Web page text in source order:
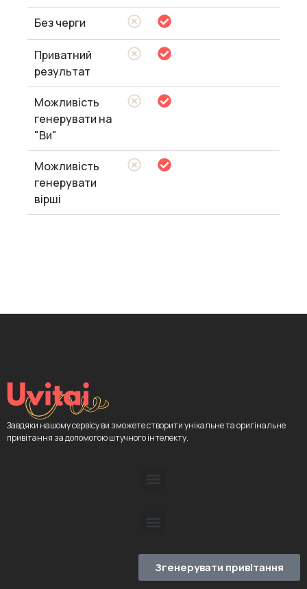
Без черги
Приватний
результат
Можливість
генерувати на
"Ви"
Можливість
генерувати
вірші
Завдяки нашому сервісу ви зможете створити унікальне та оригінальне
привітання за допомогою штучного інтелекту.
Згенерувати привітання